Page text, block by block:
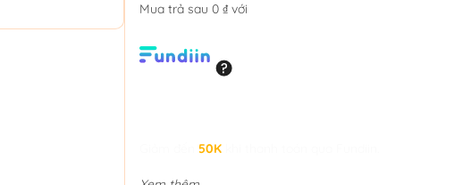
Mua trả sau 0 ₫ với
50K